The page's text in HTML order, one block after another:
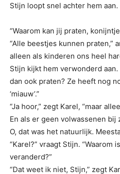
Stijn loopt snel achter hem aan.
“Waarom kan jij praten,
“Alle beestjes kunnen praten,”
alleen als kinderen ons heel
Stijn kijkt hem verwonderd
dan ook praten? Ze heeft nog
‘miauw’.”
“Ja hoor,” zegt Karel, “maar
En als er geen volwassenen bij
O, dat was het natuurlijk.
“Karel?” vraagt Stijn. “Waarom
veranderd?”
“Dat weet ik niet, Stijn,” zegt